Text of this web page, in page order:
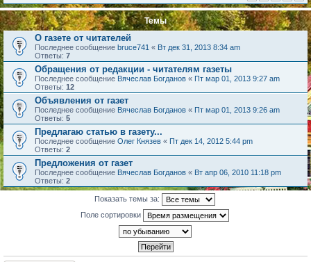
Темы
О газете от читателей
Последнее сообщение bruce741 « Вт дек 31, 2013 8:34 am
Ответы: 7
Обращения от редакции - читателям газеты
Последнее сообщение Вячеслав Богданов « Пт мар 01, 2013 9:27 am
Ответы: 12
Объявления от газет
Последнее сообщение Вячеслав Богданов « Пт мар 01, 2013 9:26 am
Ответы: 5
Предлагаю статью в газету...
Последнее сообщение Олег Князев « Пт дек 14, 2012 5:44 pm
Ответы: 2
Предложения от газет
Последнее сообщение Вячеслав Богданов « Вт апр 06, 2010 11:18 pm
Ответы: 2
Показать темы за:
Поле сортировки